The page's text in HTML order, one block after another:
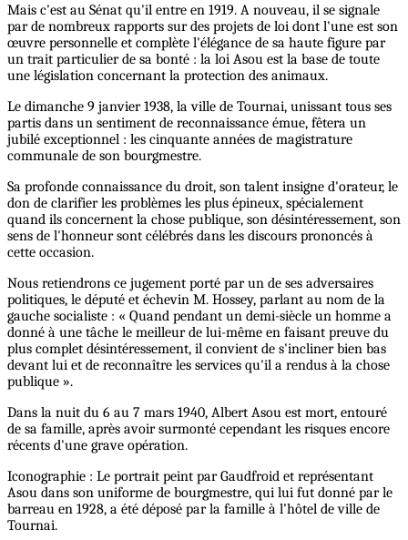
Mais c'est au Sénat qu'il entre en 1919. A nouveau, il se signale
par de nombreux rapports sur des projets de loi dont l'une est son
œuvre personnelle et complète l'élégance de sa haute figure par
un trait particulier de sa bonté : la loi Asou est la base de toute
une législation concernant la protection des animaux.
Le dimanche 9 janvier 1938, la ville de Tournai, unissant tous ses
partis dans un sentiment de reconnaissance émue, fêtera un
jubilé exceptionnel : les cinquante années de magistrature
communale de son bourgmestre.
Sa profonde connaissance du droit, son talent insigne d'orateur, le
don de clarifier les problèmes les plus épineux, spécialement
quand ils concernent la chose publique, son désintéressement, son
sens de l'honneur sont célébrés dans les discours prononcés à
cette occasion.
Nous retiendrons ce jugement porté par un de ses adversaires
politiques, le député et échevin M. Hossey, parlant au nom de la
gauche socialiste : « Quand pendant un demi-siècle un homme a
donné à une tâche le meilleur de lui-même en faisant preuve du
plus complet désintéressement, il convient de s'incliner bien bas
devant lui et de reconnaître les services qu'il a rendus à la chose
publique ».
Dans la nuit du 6 au 7 mars 1940, Albert Asou est mort, entouré
de sa famille, après avoir surmonté cependant les risques encore
récents d'une grave opération.
Iconographie : Le portrait peint par Gaudfroid et représentant
Asou dans son uniforme de bourgmestre, qui lui fut donné par le
barreau en 1928, a été déposé par la famille à l’hôtel de ville de
Tournai.